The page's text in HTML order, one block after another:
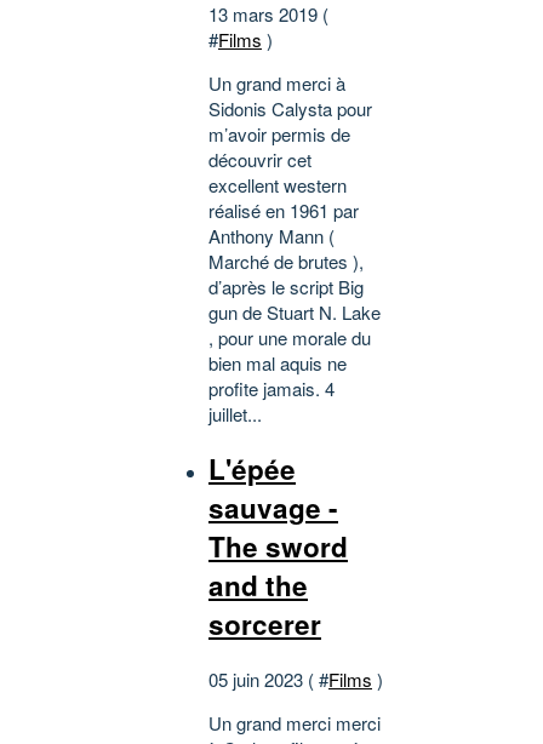
13 mars 2019 (
#Films )
Un grand merci à
Sidonis Calysta pour
m’avoir permis de
découvrir cet
excellent western
réalisé en 1961 par
Anthony Mann (
Marché de brutes ),
d’après le script Big
gun de Stuart N. Lake
, pour une morale du
bien mal aquis ne
profite jamais. 4
juillet...
L'épée
sauvage -
The sword
and the
sorcerer
05 juin 2023 ( #Films )
Un grand merci merci